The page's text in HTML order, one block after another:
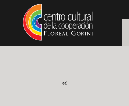
Pasar al contenido principal
Jump to main content
«